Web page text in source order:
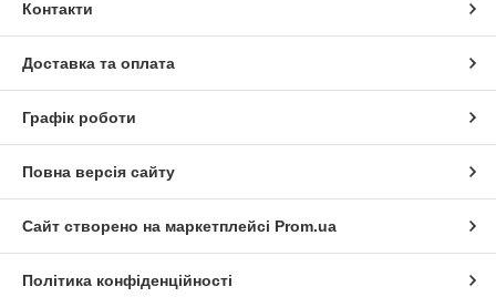
Контакти
Доставка та оплата
Графік роботи
Повна версія сайту
Сайт створено на маркетплейсі Prom.ua
Політика конфіденційності